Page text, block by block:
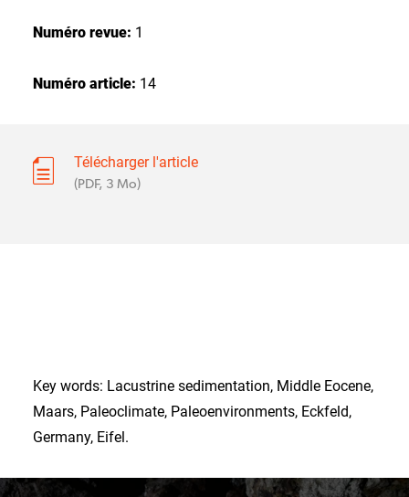
Numéro revue: 1
Numéro article: 14
Télécharger l'article
(PDF, 3 Mo)
Key words: Lacustrine sedimentation, Middle Eocene,
Maars, Paleoclimate, Paleoenvironments, Eckfeld,
Germany, Eifel.